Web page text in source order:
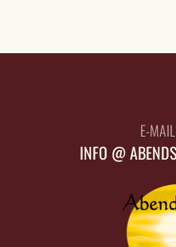
E-
INFO @